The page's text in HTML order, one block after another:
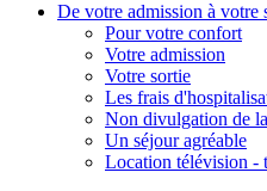
De votre admission à votre
Pour votre confort
Votre admission
Votre sortie
Les frais
Non divulgation de
Un séjour agréable
Location télévision -